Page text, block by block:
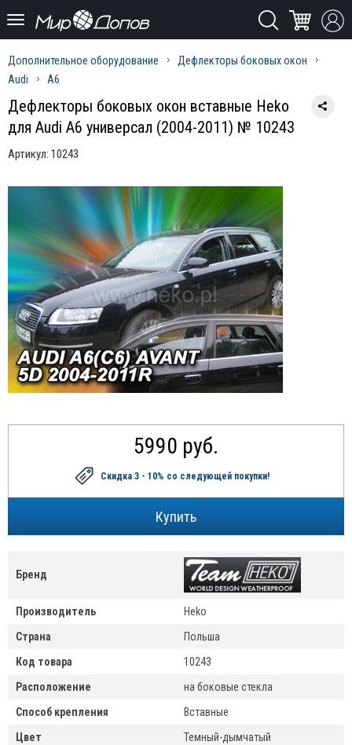
Дополнительное оборудование
Дефлекторы боковых окон
Audi
A6
Дефлекторы боковых окон вставные Heko
для Audi A6 универсал (2004-2011) № 10243
Артикул: 10243
5990 руб.
Скидка 3 - 10% со следующей покупки!
Бренд
Производитель
Heko
Страна
Польша
Код товара
10243
Расположение
на боковые стекла
Способ крепления
Вставные
Цвет
Темный-дымчатый